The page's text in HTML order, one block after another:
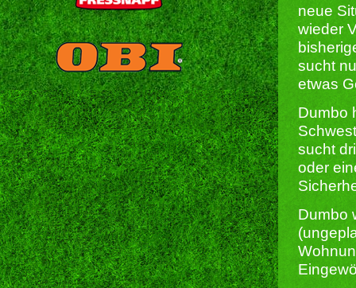
neue
wieder
sucht
etwas
Dumbo
sucht
oder
Dumbo